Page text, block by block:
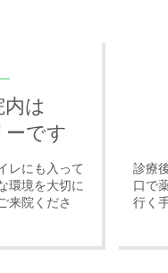
は
です
レにも入って
環境を大切に
来院くださ
診療
口で
行く